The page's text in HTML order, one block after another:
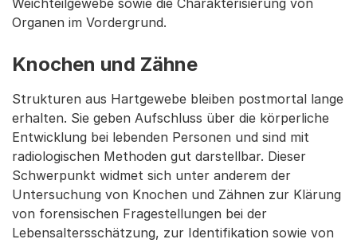
Weichteilgewebe sowie die Charakterisierung von
Organen im Vordergrund.
Knochen und Zähne
Strukturen aus Hartgewebe bleiben postmortal lange
erhalten. Sie geben Aufschluss über die körperliche
Entwicklung bei lebenden Personen und sind mit
radiologischen Methoden gut darstellbar. Dieser
Schwerpunkt widmet sich unter anderem der
Untersuchung von Knochen und Zähnen zur Klärung
von forensischen Fragestellungen bei der
Lebensaltersschätzung, zur Identifikation sowie von